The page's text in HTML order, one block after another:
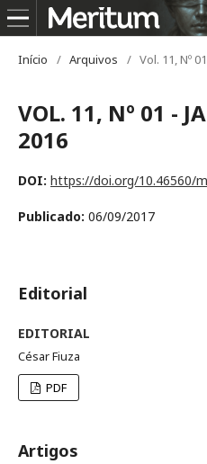
Início / Arquivos / Vol. 11, Nº
VOL. 11, Nº 01 -
2016
DOI: https://doi.org/10.46560/
Publicado: 06/09/2017
Editorial
EDITORIAL
César Fiuza
PDF
Artigos